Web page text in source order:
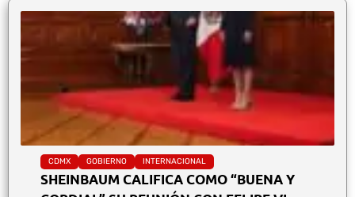
CDMX GOBIERNO INTERNACIONAL
SHEINBAUM CALIFICA COMO “BUENA Y